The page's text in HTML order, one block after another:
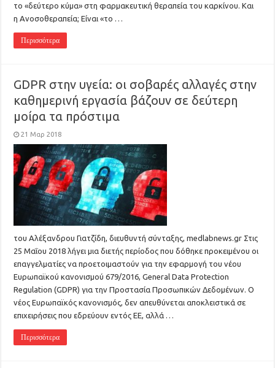
το «δεύτερο κύμα» στη φαρμακευτική θεραπεία του καρκίνου. Και
η Ανοσοθεραπεία; Είναι «το …
Περισσότερα
GDPR στην υγεία: οι σοβαρές αλλαγές στην
καθημερινή εργασία βάζουν σε δεύτερη
μοίρα τα πρόστιμα
21 Μαρ 2018
του Αλέξανδρου Γιατζίδη, διευθυντή σύνταξης, medlabnews.gr Στις
25 Μαΐου 2018 λήγει μια διετής περίοδος που δόθηκε προκειμένου οι
επαγγελματίες να προετοιμαστούν για την εφαρμογή του νέου
Ευρωπαϊκού κανονισμού 679/2016, General Data Protection
Regulation (GDPR) για την Προστασία Προσωπικών Δεδομένων. Ο
νέος Ευρωπαϊκός κανονισμός, δεν απευθύνεται αποκλειστικά σε
επιχειρήσεις που εδρεύουν εντός ΕΕ, αλλά …
Περισσότερα